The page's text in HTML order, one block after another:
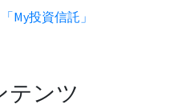
My投資信託」
テンツ